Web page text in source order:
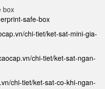
box
safe-box
chi-tiet/ket-sat-mini-gia-
chi-tiet/ket-sat-ngan-
chi-tiet/ket-sat-co-khi-ngan-